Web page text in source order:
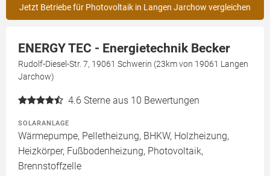
Jetzt Betriebe für Photovoltaik in Langen Jarchow vergleichen
ENERGY TEC - Energietechnik Becker
Rudolf-Diesel-Str. 7, 19061 Schwerin (23km von 19061 Langen
Jarchow)
4.6 Sterne aus 10 Bewertungen
SOLARANLAGE
Wärmepumpe, Pelletheizung, BHKW, Holzheizung,
Heizkörper, Fußbodenheizung, Photovoltaik,
Brennstoffzelle